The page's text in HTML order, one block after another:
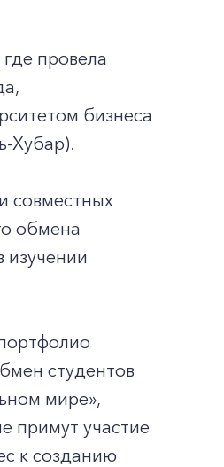
провела
бизнеса
Хубар).
совместных
обмена
изучении
студентов
мире»,
примут участие
к созданию